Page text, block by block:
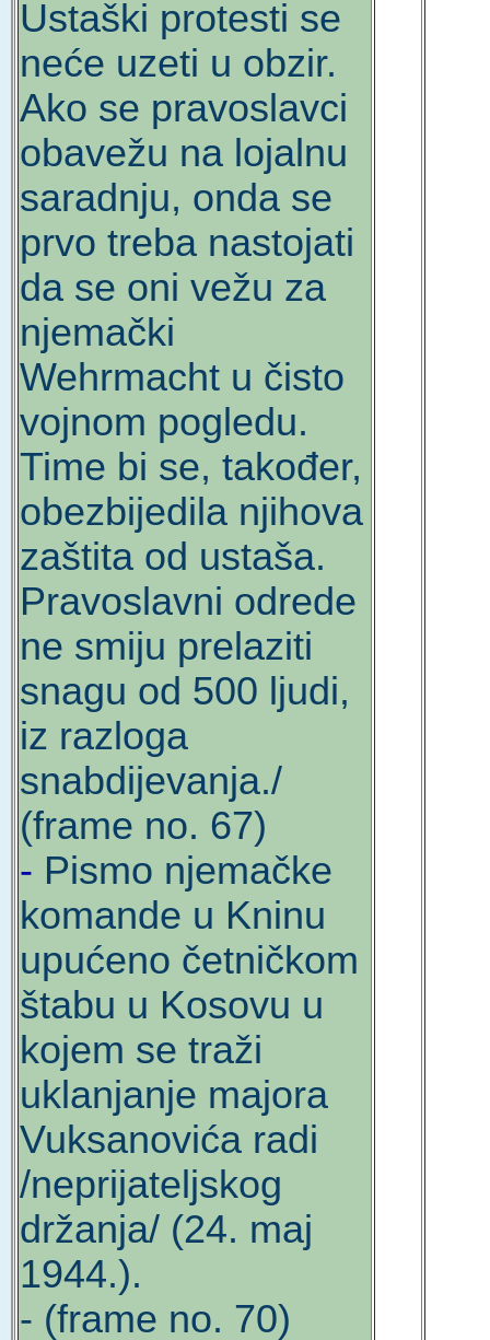
Ustaški protesti se
neće uzeti u obzir.
Ako se pravoslavci
obavežu na lojalnu
saradnju, onda se
prvo treba nastojati
da se oni vežu za
njemački
Wehrmacht u čisto
vojnom pogledu.
Time bi se, također,
obezbijedila njihova
zaštita od ustaša.
Pravoslavni odrede
ne smiju prelaziti
snagu od 500 ljudi,
iz razloga
snabdijevanja./
(frame no. 67)
- Pismo njemačke
komande u Kninu
upućeno četničkom
štabu u Kosovu u
kojem se traži
uklanjanje majora
Vuksanovića radi
/neprijateljskog
držanja/ (24. maj
1944.).
- (frame no. 70)